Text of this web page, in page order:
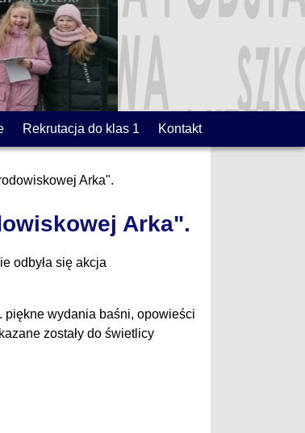
Rekrutacja do klas 1 Kontakt
Arka".
Arka".
odbyła się akcja
piękne wydania baśni, opowieści
zostały do świetlicy